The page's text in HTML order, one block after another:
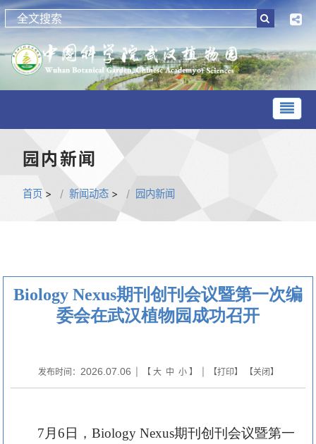
园内新闻
首页 > 新闻动态 > 园内新闻
Biology Nexus期刊创刊会议暨第一次编
委会在武汉植物园成功召开
发布时间： 2026.07.06 | 【 大 中 小】 | 【打印】 【关闭】
7月6日，Biology Nexus期刊创刊会议暨第一